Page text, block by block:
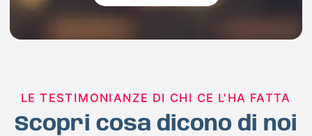
LE TESTIMONIANZE DI CHI CE L'HA FATTA
Scopri cosa dicono di noi